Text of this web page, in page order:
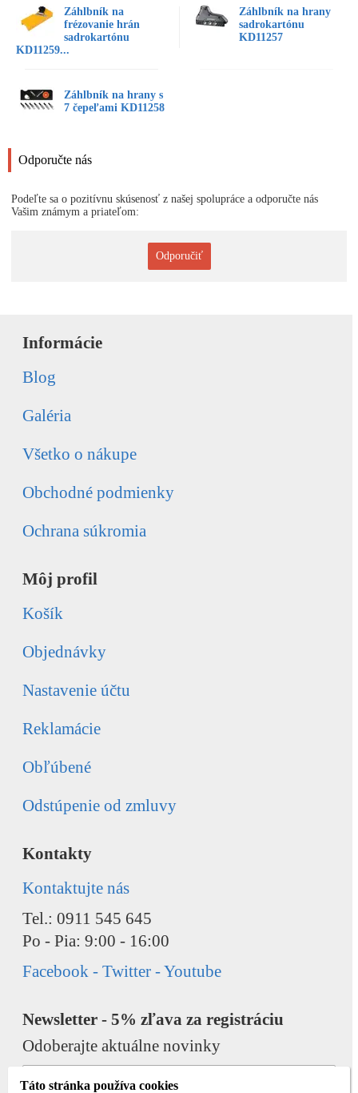
Záhlbník na
frézovanie hrán
sadrokartónu
KD11259...
Záhlbník na hrany
sadrokartónu
KD11257
Záhlbník na hrany s
7 čepeľami KD11258
Odporučte nás
Podeľte sa o pozitívnu skúsenosť z našej spolupráce a odporučte nás
Vašim známym a priateľom:
Odporučiť
Informácie
Blog
Galéria
Všetko o nákupe
Obchodné podmienky
Ochrana súkromia
Môj profil
Košík
Objednávky
Nastavenie účtu
Reklamácie
Obľúbené
Odstúpenie od zmluvy
Kontakty
Kontaktujte nás
Tel.: 0911 545 645
Po - Pia: 9:00 - 16:00
Facebook - Twitter - Youtube
Newsletter - 5% zľava za registráciu
Odoberajte aktuálne novinky
Táto stránka používa cookies